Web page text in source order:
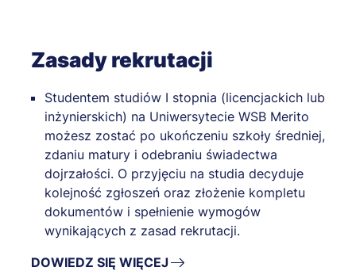
Zasady rekrutacji
Studentem studiów I stopnia (licencjackich lub
inżynierskich) na Uniwersytecie WSB Merito
możesz zostać po ukończeniu szkoły średniej,
zdaniu matury i odebraniu świadectwa
dojrzałości. O przyjęciu na studia decyduje
kolejność zgłoszeń oraz złożenie kompletu
dokumentów i spełnienie wymogów
wynikających z zasad rekrutacji.
DOWIEDZ SIĘ WIĘCEJ